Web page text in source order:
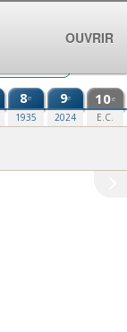
8e
1935
9e
2024
10e
E.C.
OUVRIR